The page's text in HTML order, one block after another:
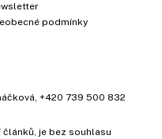
podmínky
, +420 739 500 832
je bez souhlasu